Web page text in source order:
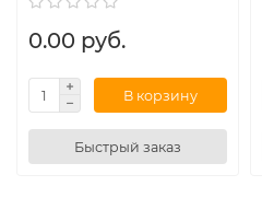
0.00 руб.
В корзину
Быстрый заказ